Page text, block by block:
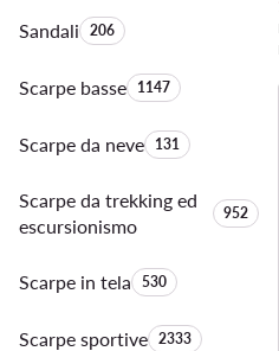
SandaliQuantità di prodotti:
206
Scarpe basseQuantità di
1147
Scarpe da neveQuantità di
131
Scarpe da trekking ed
escursionismo
952
Scarpe in telaQuantità di
530
Scarpe sportiveQuantità di
2333